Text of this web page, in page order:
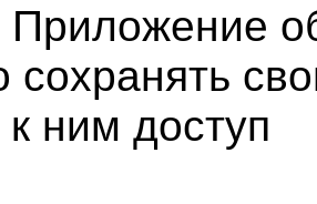
Приложение
сохранять
ним доступ